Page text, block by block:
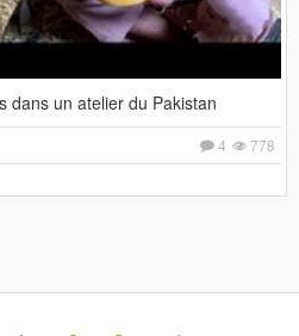
dans un atelier du Pakistan
778
4